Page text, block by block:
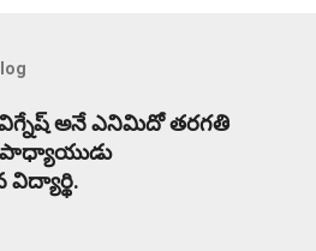
విగ్నేష్ అనే ఎనిమిదో తరగతి